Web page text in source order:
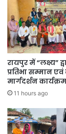
रायपुर में “लक्ष्य”
प्रतिभा सम्मान
मार्गदर्शन
11 hours ago